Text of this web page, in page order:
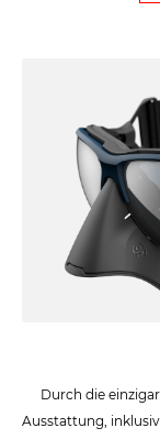
Durch die
Ausstattung,